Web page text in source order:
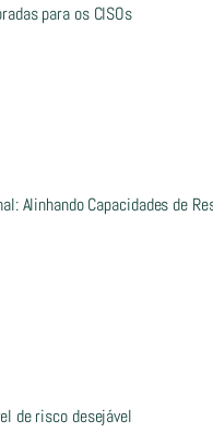
para os CISOs
Alinhando Capacidades de
de risco desejável